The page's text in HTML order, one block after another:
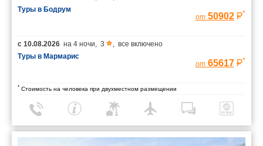
Туры в Бодрум
от 50902 *
с 10.08.2026 на 4 ночи, 3 , все включено
Туры в Мармарис
от 65617 *
* Стоимость на человека при двухместном размещении